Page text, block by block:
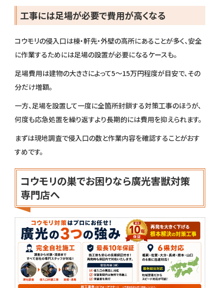
工事には足場が必要で費用が高くなる
コウモリの侵入口は棟・軒先・外壁の高所にあることが多く、安全
に作業するためには足場の設置が必要になるケースも。
足場費用は建物の大きさによって5〜15万円程度が目安で、その
分だけ増額。
一方、足場を設置して一度に全箇所封鎖する対策工事のほうが、
何度も応急処置を繰り返すより長期的には費用を抑えられます。
まずは現地調査で侵入口の数と作業内容を確認することがおす
すめです。
コウモリの巣でお困りなら廣光害獣対策
専門店へ